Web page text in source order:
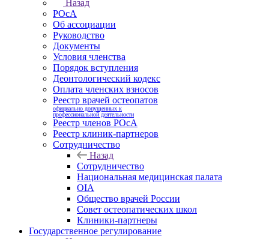
Назад
РОсА
Об ассоциации
Руководство
Документы
Условия членства
Порядок вступления
Деонтологический кодекс
Оплата членских взносов
Реестр врачей остеопатов
официально допущенных к
профессиональной деятельности
Реестр членов РОсА
Реестр клиник-партнеров
Сотрудничество
Назад
Сотрудничество
Национальная медицинская палата
OIA
Общество врачей России
Совет остеопатических школ
Клиники-партнеры
Государственное регулирование